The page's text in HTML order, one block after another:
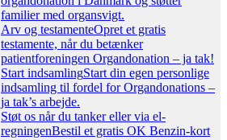
familier med organsvigt.
Arv og testamenteOpret et gratis
testamente, når du betænker
patientforeningen Organdonation – ja tak!
Start indsamlingStart din egen personlige
indsamling til fordel for Organdonations –
ja tak’s arbejde.
Støt os når du tanker eller via el-
regningenBestil et gratis OK Benzin-kort